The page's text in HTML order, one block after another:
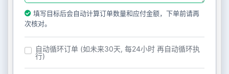
填写目标后会自动计算订单数量和应付金额，下单前请再
次核对。
自动循环订单 (如未来30天, 每24小时 再自动循环执
行)